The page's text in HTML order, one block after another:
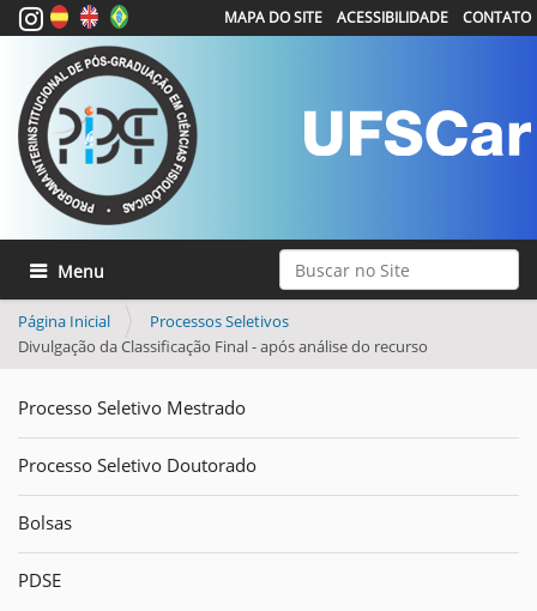
Busca Avançada…
MAPA DO SITE ACESSIBILIDADE CONTATO
Toggle navigation
Página Inicial
Processos Seletivos
Divulgação da Classificação Final - após análise do recurso
Processo Seletivo Mestrado
Processo Seletivo Doutorado
Bolsas
PDSE